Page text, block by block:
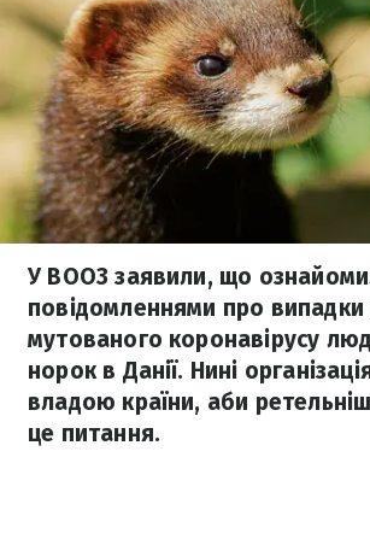
У ВООЗ заявили, що
повідомленнями про випадки
мутованого коронавірусу
норок в Данії. Нині
владою країни, аби
це питання.